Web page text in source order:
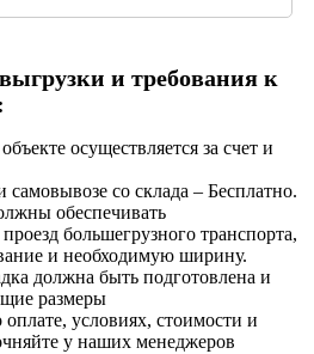
и требования к
осуществляется за счет и
самовывозе со склада – Бесплатно.
обеспечивать
большегрузного транспорта,
и необходимую ширину.
должна быть подготовлена и
размеры
условиях, стоимости и
у наших менеджеров